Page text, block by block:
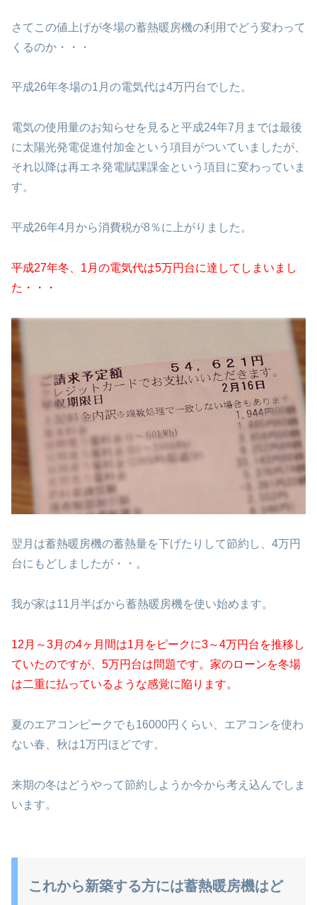
さてこの値上げが冬場の蓄熱暖房機の利用でどう変わって
くるのか・・・
平成26年冬場の1月の電気代は4万円台でした。
電気の使用量のお知らせを見ると平成24年7月までは最後
に太陽光発電促進付加金という項目がついていましたが、
それ以降は再エネ発電賦課課金という項目に変わっていま
す。
平成26年4月から消費税が8％に上がりました。
平成27年冬、1月の電気代は5万円台に達してしまいまし
た・・・
翌月は蓄熱暖房機の蓄熱量を下げたりして節約し、4万円
台にもどしましたが・・。
我が家は11月半ばから蓄熱暖房機を使い始めます。
12月～3月の4ヶ月間は1月をピークに3～4万円台を推移し
ていたのですが、5万円台は問題です。家のローンを冬場
は二重に払っているような感覚に陥ります。
夏のエアコンピークでも16000円くらい、エアコンを使わ
ない春、秋は1万円ほどです。
来期の冬はどうやって節約しようか今から考え込んでしま
います。
これから新築する方には蓄熱暖房機はど